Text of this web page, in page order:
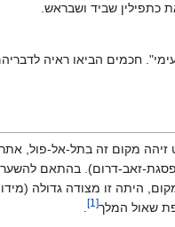
כתפילין שביד ושבראש.
חכמים הביאו ראיה
זיהה מקום זה בתל-אל-פול,
פסגת-זאב-דרום). בהתאם
שאול המלך[
1
]
.